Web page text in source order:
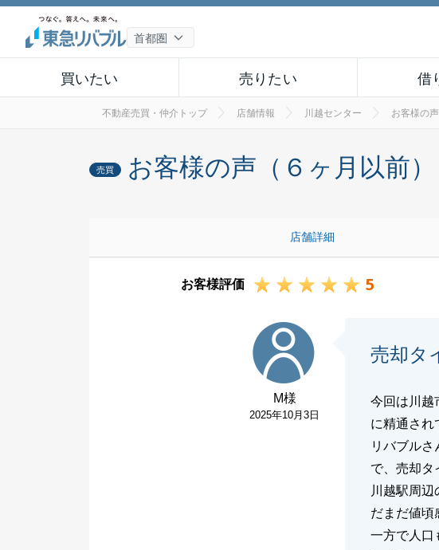
買いたい 売りたい 借
不動産売買・仲介トップ 店舗情報 川越センター お客様の
売買 お客様の声（６ヶ月以前）
店舗詳細
お客様評価 5
M様
2025年10月3日
売却タ
今回は川越
に精通され
リバブル
で、売却タ
川越駅周
だまだ値頃
一方で人口